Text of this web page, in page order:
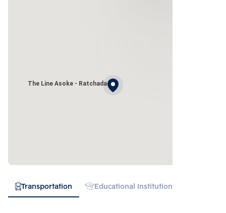
The Line Asoke - Ratchada
Transportation Educational Institution